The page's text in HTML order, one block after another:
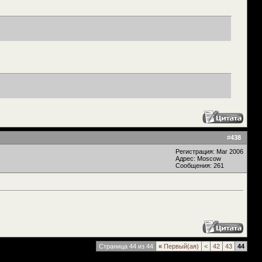
#438
Регистрация: Mar 2006
Адрес: Moscow
Сообщения: 261
Страница 44 из 44 « Первый(ая) < 42 43 44